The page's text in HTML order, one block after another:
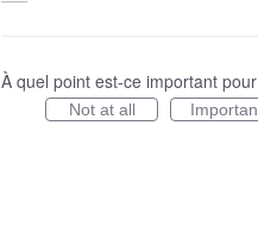
À quel point est-ce important
Not at all